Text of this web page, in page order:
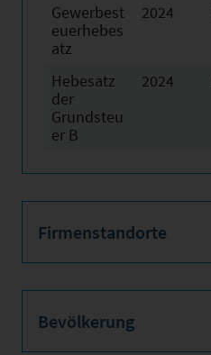
Gewerbest
euerhebes
atz
2024
Hebesatz
der
Grundsteu
er B
2024
Firmenstandorte
Bevölkerung